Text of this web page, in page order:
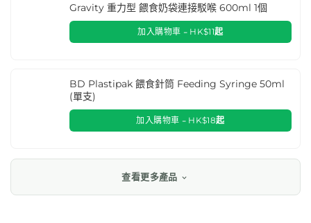
Gravity 重力型 餵食奶袋連接駁喉 600ml 1個
加入購物車 - HK$11起
BD Plastipak 餵食針筒 Feeding Syringe 50ml
(單支)
加入購物車 - HK$18起
查看更多產品